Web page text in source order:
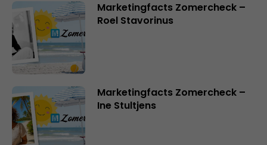
Marketingfacts Zomercheck –
Roel Stavorinus
Marketingfacts Zomercheck –
Ine Stultjens